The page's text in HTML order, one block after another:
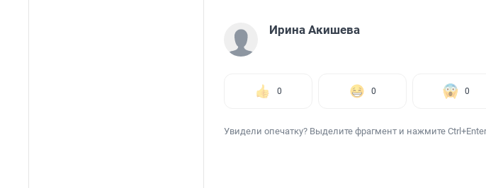
Ирина Акишева
0 0 0
Увидели опечатку? Выделите фрагмент и нажмите Ctrl+Enter